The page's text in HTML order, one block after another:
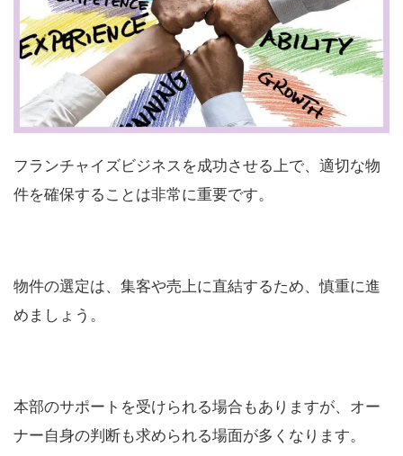
フランチャイズビジネスを成功させる上で、適切な物
件を確保することは非常に重要です。
物件の選定は、集客や売上に直結するため、慎重に進
めましょう。
本部のサポートを受けられる場合もありますが、オー
ナー自身の判断も求められる場面が多くなります。